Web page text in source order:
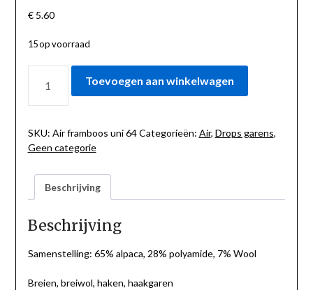
€5.60
15 op voorraad
FRAMBOOS
AANTAL
Toevoegen aan winkelwagen
SKU: Air framboos uni 64 Categorieën: Air, Drops garens,
Geen categorie
Beschrijving
Beschrijving
Samenstelling: 65% alpaca, 28% polyamide, 7% Wool
Breien, breiwol, haken, haakgaren